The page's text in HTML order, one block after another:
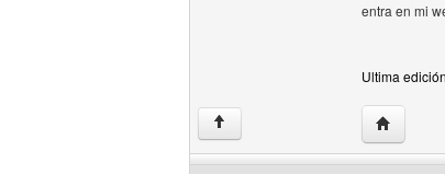
entra en mi
Ultima
↑ Visitar